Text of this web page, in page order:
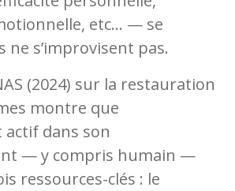
etc… — se
ne s’improvisent pas.
(2024) sur la restauration
montre que
actif dans son
— y compris humain —
ressources-clés : le